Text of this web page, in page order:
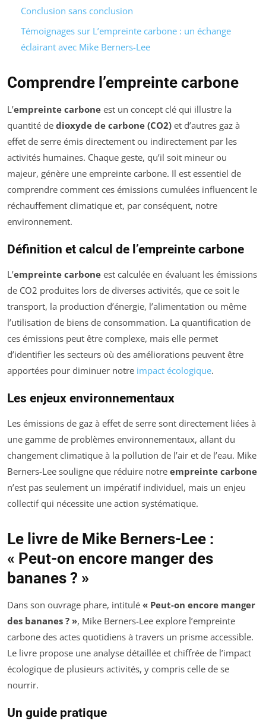
Conclusion sans conclusion
Témoignages sur L’empreinte carbone : un échange
éclairant avec Mike Berners-Lee
Comprendre l’empreinte carbone
L’empreinte carbone est un concept clé qui illustre la
quantité de dioxyde de carbone (CO2) et d’autres gaz à
effet de serre émis directement ou indirectement par les
activités humaines. Chaque geste, qu’il soit mineur ou
majeur, génère une empreinte carbone. Il est essentiel de
comprendre comment ces émissions cumulées influencent le
réchauffement climatique et, par conséquent, notre
environnement.
Définition et calcul de l’empreinte carbone
L’empreinte carbone est calculée en évaluant les émissions
de CO2 produites lors de diverses activités, que ce soit le
transport, la production d’énergie, l’alimentation ou même
l’utilisation de biens de consommation. La quantification de
ces émissions peut être complexe, mais elle permet
d’identifier les secteurs où des améliorations peuvent être
apportées pour diminuer notre impact écologique.
Les enjeux environnementaux
Les émissions de gaz à effet de serre sont directement liées à
une gamme de problèmes environnementaux, allant du
changement climatique à la pollution de l’air et de l’eau. Mike
Berners-Lee souligne que réduire notre empreinte carbone
n’est pas seulement un impératif individuel, mais un enjeu
collectif qui nécessite une action systématique.
Le livre de Mike Berners-Lee :
« Peut-on encore manger des
bananes ? »
Dans son ouvrage phare, intitulé « Peut-on encore manger
des bananes ? », Mike Berners-Lee explore l’empreinte
carbone des actes quotidiens à travers un prisme accessible.
Le livre propose une analyse détaillée et chiffrée de l’impact
écologique de plusieurs activités, y compris celle de se
nourrir.
Un guide pratique